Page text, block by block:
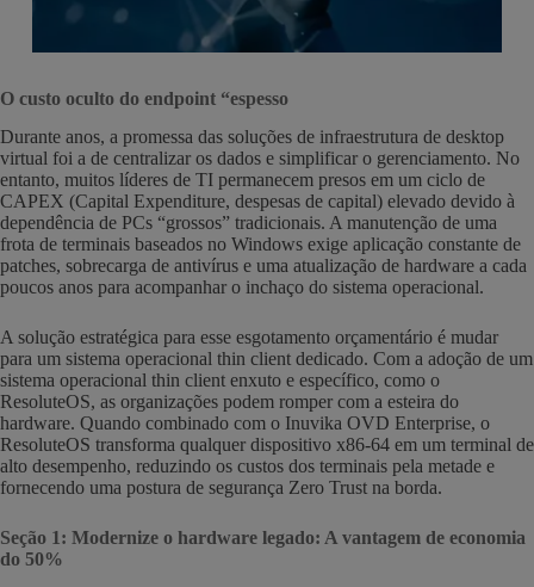
O custo oculto do endpoint “espesso
Durante anos, a promessa das soluções de infraestrutura de desktop
virtual foi a de centralizar os dados e simplificar o gerenciamento. No
entanto, muitos líderes de TI permanecem presos em um ciclo de
CAPEX (Capital Expenditure, despesas de capital) elevado devido à
dependência de PCs “grossos” tradicionais. A manutenção de uma
frota de terminais baseados no Windows exige aplicação constante de
patches, sobrecarga de antivírus e uma atualização de hardware a cada
poucos anos para acompanhar o inchaço do sistema operacional.
A solução estratégica para esse esgotamento orçamentário é mudar
para um sistema operacional thin client dedicado. Com a adoção de um
sistema operacional thin client enxuto e específico, como o
ResoluteOS, as organizações podem romper com a esteira do
hardware. Quando combinado com o Inuvika OVD Enterprise, o
ResoluteOS transforma qualquer dispositivo x86-64 em um terminal de
alto desempenho, reduzindo os custos dos terminais pela metade e
fornecendo uma postura de segurança Zero Trust na borda.
Seção 1: Modernize o hardware legado: A vantagem de economia
do 50%